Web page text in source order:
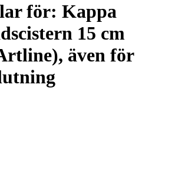
för: Kappa
15 cm
även för